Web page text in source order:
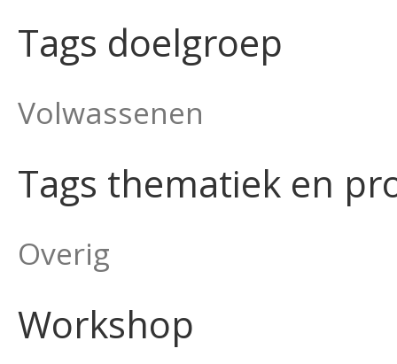
Tags doelgroep
Volwassenen
Tags thematiek en
Overig
Workshop